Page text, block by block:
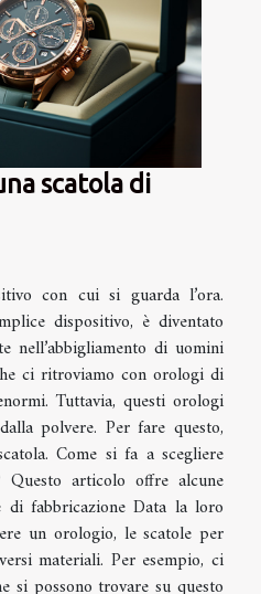
scatola di
con cui si guarda l’ora.
dispositivo, è diventato
nell’abbigliamento di uomini
ci ritroviamo con orologi di
Tuttavia, questi orologi
polvere. Per fare questo,
Come si fa a scegliere
articolo offre alcune
fabbricazione Data la loro
un orologio, le scatole per
materiali. Per esempio, ci
si possono trovare su questo